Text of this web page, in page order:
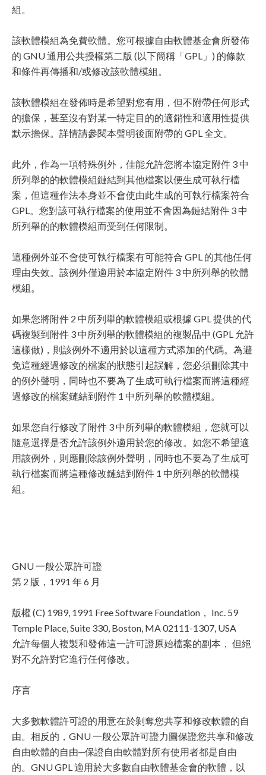
組。
該軟體模組為免費軟體。您可根據自由軟體基金會所發佈
的 GNU 通用公共授權第二版 (以下簡稱「GPL」) 的條款
和條件再傳播和/或修改該軟體模組。
該軟體模組在發佈時是希望對您有用，但不附帶任何形式
的擔保，甚至沒有對某一特定目的的適銷性和適用性提供
默示擔保。詳情請參閱本聲明後面附帶的 GPL 全文。
此外，作為一項特殊例外，佳能允許您將本協定附件 3 中
所列舉的的軟體模組鏈結到其他檔案以便生成可執行檔
案，但這種作法本身並不會使由此生成的可執行檔案符合
GPL。您對該可執行檔案的使用並不會因為鏈結附件 3 中
所列舉的的軟體模組而受到任何限制。
這種例外並不會使可執行檔案有可能符合 GPL 的其他任何
理由失效。該例外僅適用於本協定附件 3 中所列舉的軟體
模組。
如果您將附件 2 中所列舉的軟體模組或根據 GPL 提供的代
碼複製到附件 3 中所列舉的軟體模組的複製品中 (GPL 允許
這樣做)，則該例外不適用於以這種方式添加的代碼。為避
免這種經過修改的檔案的狀態引起誤解，您必須刪除其中
的例外聲明，同時也不要為了生成可執行檔案而將這種經
過修改的檔案鏈結到附件 1 中所列舉的軟體模組。
如果您自行修改了附件 3 中所列舉的軟體模組，您就可以
隨意選擇是否允許該例外適用於您的修改。如您不希望適
用該例外，則應刪除該例外聲明，同時也不要為了生成可
執行檔案而將這種修改鏈結到附件 1 中所列舉的軟體模
組。
GNU 一般公眾許可證
第 2 版，1991 年 6 月
版權 (C) 1989, 1991 Free Software Foundation， Inc. 59
Temple Place, Suite 330, Boston, MA 02111-1307, USA
允許每個人複製和發佈這一許可證原始檔案的副本， 但絕
對不允許對它進行任何修改。
序言
大多數軟體許可證的用意在於剝奪您共享和修改軟體的自
由。相反的，GNU 一般公眾許可證力圖保證您共享和修改
自由軟體的自由─保證自由軟體對所有使用者都是自由
的。GNU GPL 適用於大多數自由軟體基金會的軟體，以